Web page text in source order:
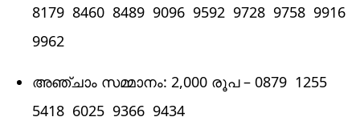
8179 8460 8489 9096 9592 9728 9758 9916
9962
അഞ്ചാം സമ്മാനം: 2,000 രൂപ – 0879 1255
5418 6025 9366 9434